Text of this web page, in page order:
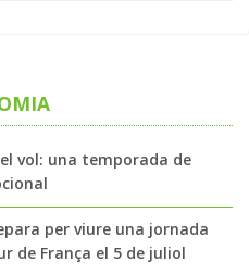
el vol: una temporada de
per viure una jornada
de França el 5 de juliol